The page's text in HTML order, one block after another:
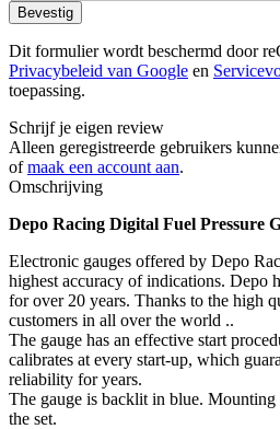
Bevestig
Dit formulier wordt beschermd door
Privacybeleid van Google en
toepassing.
Schrijf je eigen review
Alleen geregistreerde gebruikers
ofmaak een account aan.
Omschrijving
Depo Racing Digital Fuel Pressure
Electronic gauges offered by Depo
highest accuracy of indications. Depo
for over 20 years. Thanks to the high
customers in all over the world ..
The gauge has an effective start
calibrates at every start-up, which
reliability for years.
The gauge is backlit in blue.
the set.